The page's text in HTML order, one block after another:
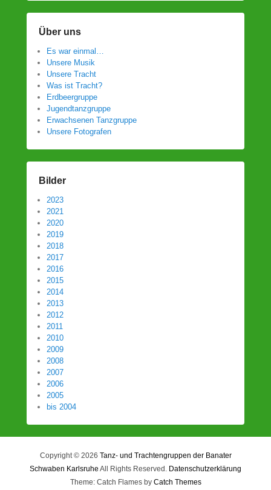
Über uns
Es war einmal…
Unsere Musik
Unsere Tracht
Was ist Tracht?
Erdbeergruppe
Jugendtanzgruppe
Erwachsenen Tanzgruppe
Unsere Fotografen
Bilder
2023
2021
2020
2019
2018
2017
2016
2015
2014
2013
2012
2011
2010
2009
2008
2007
2006
2005
bis 2004
Copyright © 2026 Tanz- und Trachtengruppen der Banater
Schwaben Karlsruhe All Rights Reserved. Datenschutzerklärung
Theme: Catch Flames by Catch Themes